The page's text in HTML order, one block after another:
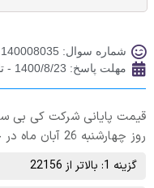
شماره سوال: 140008035
مهلت پاسخ: 1400/8/23 - تا ساعت 23:59
قیمت پایانی شركت کی بی
روز چهارشنبه 26 آبان ماه در چه محدوده‌ای خواهد بود؟
گزینه 1: بالاتر از 22156